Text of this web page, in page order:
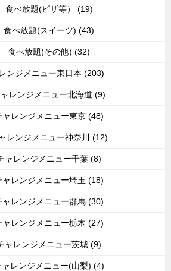
食べ放題(ピザ等） (19)
食べ放題(スイーツ) (43)
食べ放題(その他) (32)
ンジメニュー東日本 (203)
レンジメニュー北海道 (9)
ャレンジメニュー東京 (48)
レンジメニュー神奈川 (12)
ャレンジメニュー千葉 (8)
ャレンジメニュー埼玉 (18)
ャレンジメニュー群馬 (30)
ャレンジメニュー栃木 (27)
ャレンジメニュー茨城 (9)
ャレンジメニュー(山梨) (4)